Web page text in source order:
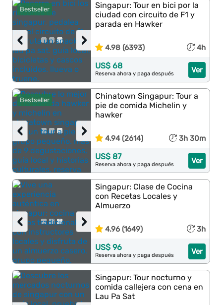
Bestseller
›
‹
Singapur: Tour en bici por la
ciudad con circuito de F1 y
parada en Hawker
4.98 (6393) 4h
Ver
US$ 68
Reserva ahora y paga después
Bestseller
›
‹
Chinatown Singapur: Tour a
pie de comida Michelin y
hawker
4.94 (2614) 3h 30m
Ver
US$ 87
Reserva ahora y paga después
›
‹
Singapur: Clase de Cocina
con Recetas Locales y
Almuerzo
4.96 (1649) 3h
Ver
US$ 96
Reserva ahora y paga después
Singapur: Tour nocturno y
comida callejera con cena en
Lau Pa Sat